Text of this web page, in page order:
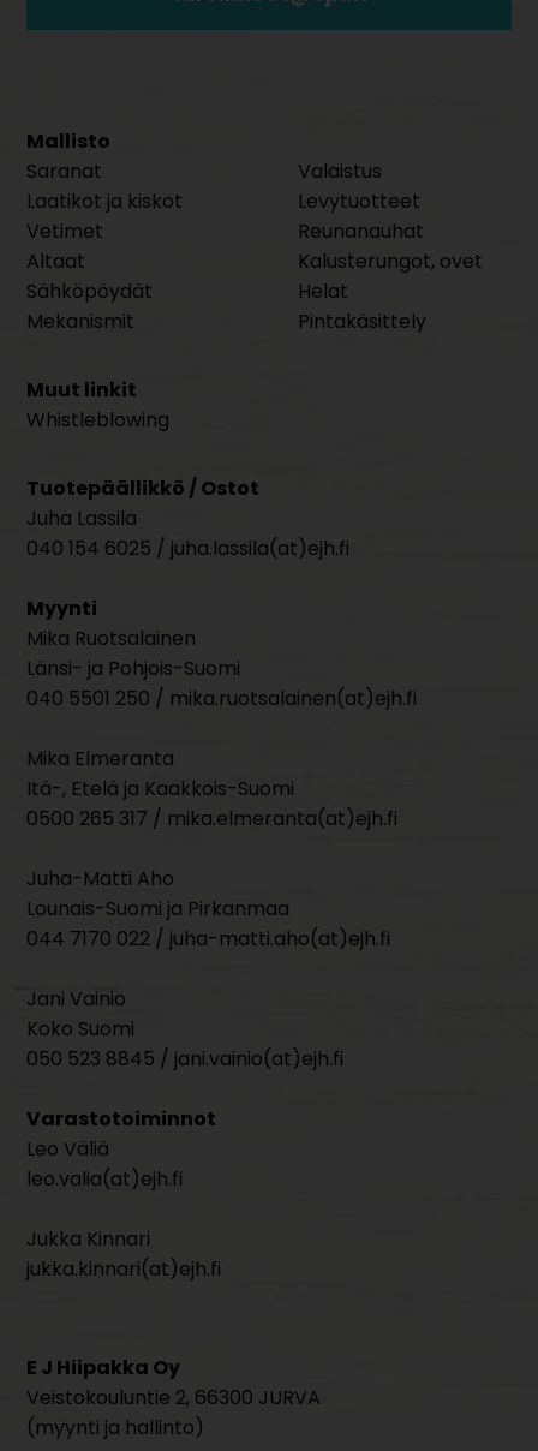
Mallisto
Saranat
Laatikot ja kiskot
Vetimet
Altaat
Sähköpöydät
Mekanismit
Valaistus
Levytuotteet
Reunanauhat
Kalusterungot, ovet
Helat
Pintakäsittely
Muut linkit
Whistleblowing
Tuotepäällikkö / Ostot
Juha Lassila
040 154 6025 / juha.lassila(at)ejh.fi
Myynti
Mika Ruotsalainen
Länsi- ja Pohjois-Suomi
040 5501 250 / mika.ruotsalainen(at)ejh.fi
Mika Elmeranta
Itä-, Etelä ja Kaakkois-Suomi
0500 265 317 / mika.elmeranta(at)ejh.fi
Juha-Matti Aho
Lounais-Suomi ja Pirkanmaa
044 7170 022 / juha-matti.aho(at)ejh.fi
Jani Vainio
Koko Suomi
050 523 8845 / jani.vainio(at)ejh.fi
Varastotoiminnot
Leo Väliä
leo.valia(at)ejh.fi
Jukka Kinnari
jukka.kinnari(at)ejh.fi
E J Hiipakka Oy
Veistokouluntie 2, 66300 JURVA
(myynti ja hallinto)